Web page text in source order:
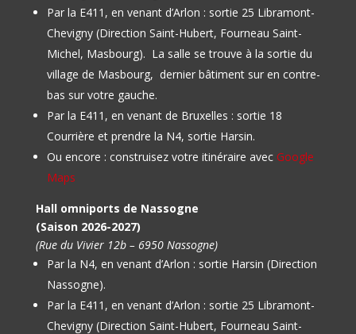
Par la E411, en venant d’Arlon : sortie 25 Libramont-
Chevigny (Direction Saint-Hubert, Fourneau Saint-
Michel, Masbourg). La salle se trouve à la sortie du
village de Masbourg, dernier bâtiment sur en contre-
bas sur votre gauche.
Par la E411, en venant de Bruxelles : sortie 18
Courrière et prendre la N4, sortie Harsin.
Ou encore : construisez votre itinéraire avec Google
Maps
Hall omniports de Nassogne
(Saison 2026-2027)
(Rue du Vivier 12b – 6950 Nassogne)
Par la N4, en venant d’Arlon : sortie Harsin (Direction
Nassogne).
Par la E411, en venant d’Arlon : sortie 25 Libramont-
Chevigny (Direction Saint-Hubert, Fourneau Saint-